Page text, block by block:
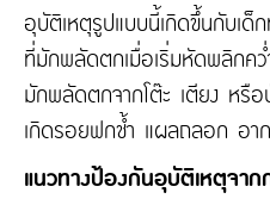
อุบัติเหตุรูปแบบนี้เกิดขึ้นกับเด็
ที่มักพลัดตกเมื่อเริ่มหัดพลิกคว่
มักพลัดตกจากโต๊ะ เตียง หรื
เกิดรอยฟกช้ำ แผลถลอก อา
แนวทางป้องกันอุบัติเหตุจา